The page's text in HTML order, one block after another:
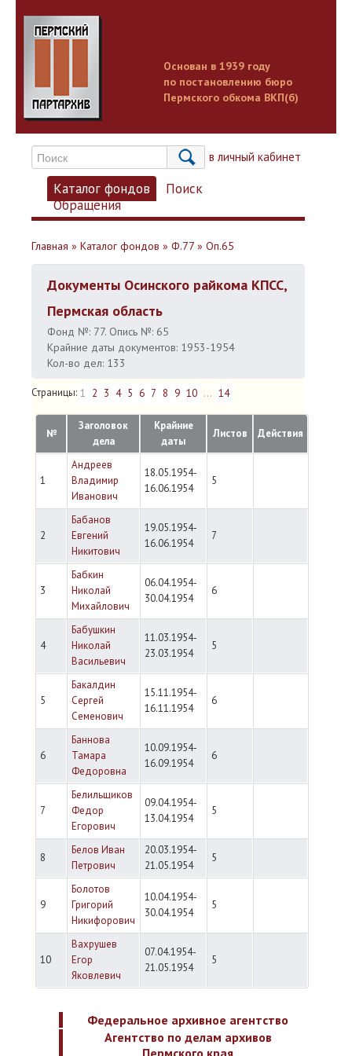
Основан в 1939 году
по постановлению бюро
Пермского обкома ВКП(б)
Вход в личный кабинет
Каталог фондов
Поиск
Обращения
Главная » Каталог фондов » Ф.77 » Оп.65
Документы Осинского райкома КПСС,
Пермская область
Фонд №: 77. Опись №: 65
Крайние даты документов: 1953-1954
Кол-во дел: 133
Страницы: 1 2 3 4 5 6 7 8 9 10 ... 14
№
Заголовок
дела
Крайние
даты
Листов Действия
1
Андреев
Владимир
Иванович
18.05.1954-
16.06.1954
5
2
Бабанов
Евгений
Никитович
19.05.1954-
16.06.1954
7
3
Бабкин
Николай
Михайлович
06.04.1954-
30.04.1954
6
4
Бабушкин
Николай
Васильевич
11.03.1954-
23.03.1954
5
5
Бакалдин
Сергей
Семенович
15.11.1954-
16.11.1954
6
6
Баннова
Тамара
Федоровна
10.09.1954-
16.09.1954
6
7
Белильщиков
Федор
Егорович
09.04.1954-
13.04.1954
5
8
Белов Иван
Петрович
20.03.1954-
21.05.1954
5
9
Болотов
Григорий
Никифорович
10.04.1954-
30.04.1954
5
10
Вахрушев
Егор
Яковлевич
07.04.1954-
21.05.1954
5
Федеральное архивное агентство
Агентство по делам архивов
Пермского края